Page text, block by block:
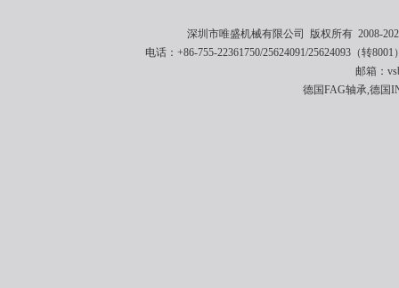
深圳市唯盛机械有限公司 版权所有 2008-
电话：+86-755-22361750/25624091/25624093（转
邮箱：
德国FAG轴承,德国